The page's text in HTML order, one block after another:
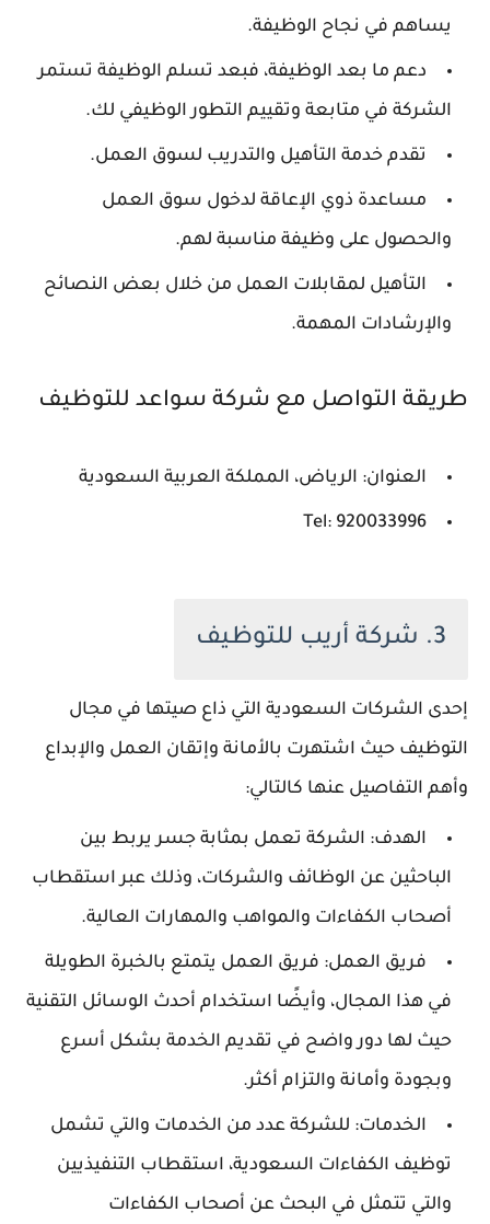
يساهم في نجاح الوظيفة.
دعم ما بعد الوظيفة، فبعد تسلم الوظيفة تستمر
الشركة في متابعة وتقييم التطور الوظيفي لك.
تقدم خدمة التأهيل والتدريب لسوق العمل.
مساعدة ذوي الإعاقة لدخول سوق العمل
والحصول على وظيفة مناسبة لهم.
التأهيل لمقابلات العمل من خلال بعض النصائح
والإرشادات المهمة.
طريقة التواصل مع شركة سواعد للتوظيف
العنوان: الرياض، المملكة العربية السعودية
Tel: 920033996
3. شركة أريب للتوظيف
إحدى الشركات السعودية التي ذاع صيتها في مجال
التوظيف حيث اشتهرت بالأمانة وإتقان العمل والإبداع
وأهم التفاصيل عنها كالتالي:
الهدف: الشركة تعمل بمثابة جسر يربط بين
الباحثين عن الوظائف والشركات، وذلك عبر استقطاب
أصحاب الكفاءات والمواهب والمهارات العالية.
فريق العمل: فريق العمل يتمتع بالخبرة الطويلة
في هذا المجال، وأيضًا استخدام أحدث الوسائل التقنية
حيث لها دور واضح في تقديم الخدمة بشكل أسرع
وبجودة وأمانة والتزام أكثر.
الخدمات: للشركة عدد من الخدمات والتي تشمل
توظيف الكفاءات السعودية، استقطاب التنفيذيين
والتي تتمثل في البحث عن أصحاب الكفاءات